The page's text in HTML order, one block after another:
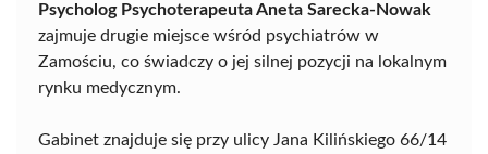
Psycholog Psychoterapeuta Aneta Sarecka-Nowak
zajmuje drugie miejsce wśród psychiatrów w
Zamościu, co świadczy o jej silnej pozycji na lokalnym
rynku medycznym.
Gabinet znajduje się przy ulicy Jana Kilińskiego 66/14